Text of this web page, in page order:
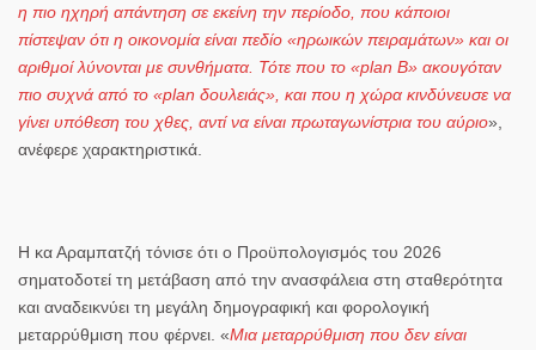
η πιο ηχηρή απάντηση σε εκείνη την περίοδο, που κάποιοι
πίστεψαν ότι η οικονομία είναι πεδίο «ηρωικών πειραμάτων» και οι
αριθμοί λύνονται με συνθήματα. Τότε που το «plan B» ακουγόταν
πιο συχνά από το «plan δουλειάς», και που η χώρα κινδύνευσε να
γίνει υπόθεση του χθες, αντί να είναι πρωταγωνίστρια του αύριο»,
ανέφερε χαρακτηριστικά.
Η κα Αραμπατζή τόνισε ότι o Προϋπολογισμός του 2026
σηματοδοτεί τη μετάβαση από την ανασφάλεια στη σταθερότητα
και αναδεικνύει τη μεγάλη δημογραφική και φορολογική
μεταρρύθμιση που φέρνει. «Μια μεταρρύθμιση που δεν είναι